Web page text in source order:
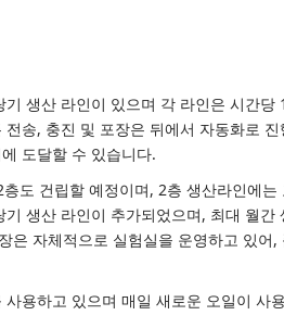
생산 라인이 있으며 각 라인은 시간당
송, 충진 및 포장은 뒤에서 자동화로
도달할 수 있습니다.
도 건립할 예정이며, 2층 생산라인에는
생산 라인이 추가되었으며, 최대 월간
은 자체적으로 실험실을 운영하고 있어,
용하고 있으며 매일 새로운 오일이 사